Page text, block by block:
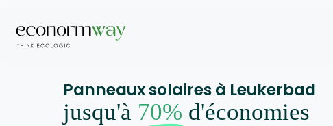
Panneaux solaires à Leukerbad
jusqu'à 70% d'économies